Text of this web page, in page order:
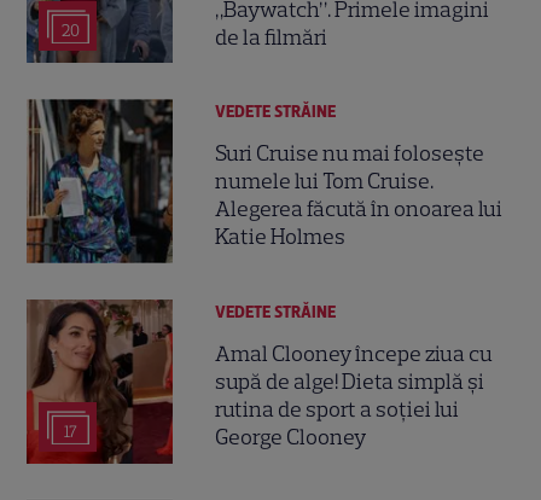
20
„Baywatch”. Primele imagini
de la filmări
VEDETE STRĂINE
Suri Cruise nu mai folosește
numele lui Tom Cruise.
Alegerea făcută în onoarea lui
Katie Holmes
17
VEDETE STRĂINE
Amal Clooney începe ziua cu
supă de alge! Dieta simplă și
rutina de sport a soției lui
George Clooney